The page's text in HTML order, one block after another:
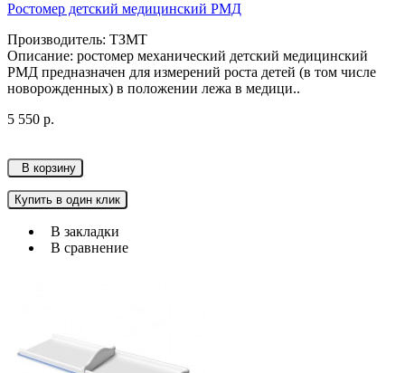
Ростомер детский медицинский РМД
Производитель: ТЗМТ
Описание: ростомер механический детский медицинский
РМД предназначен для измерений роста детей (в том числе
новорожденных) в положении лежа в медици..
5 550 р.
В корзину
Купить в один клик
В закладки
В сравнение